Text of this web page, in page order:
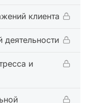
клиента
деятельности
и